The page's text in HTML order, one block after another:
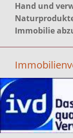
Hand und
Immobilie